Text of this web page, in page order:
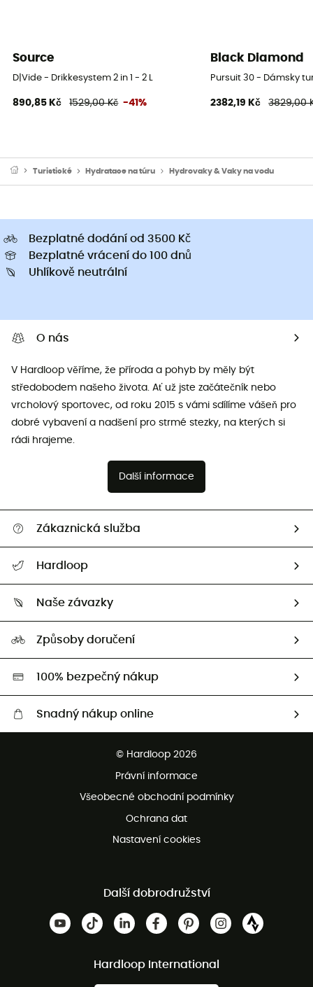
Source
D|Vide - Drikkesystem 2 in 1 - 2 L
890,85 Kč 1529,00 Kč -41%
Black Diamond
Pursuit 30 - Dámsky
2382,19 Kč 3829,00
Turistické Hydratace na túru Hydrovaky & Vaky na vodu
Bezplatné dodání od 3500 Kč
Bezplatné vrácení do 100 dnů
Uhlíkově neutrální
O nás
V Hardloop věříme, že příroda a pohyb by měly být
středobodem našeho života. Ať už jste začátečník nebo
vrcholový sportovec, od roku 2015 s vámi sdílíme vášeň pro
dobré vybavení a nadšení pro strmé stezky, na kterých si
rádi hrajeme.
Další informace
Zákaznická služba
Vrácení zboží a peněz
Hardloop
Naši Ambasadoři
Naše závazky
HardGreen
Způsoby doručení
100% bezpečný nákup
Snadný nákup online
Bezplatná zákaznická služba
© Hardloop 2026
Právní informace
Všeobecné obchodní podmínky
Ochrana dat
Nastavení cookies
Další dobrodružství
Hardloop International